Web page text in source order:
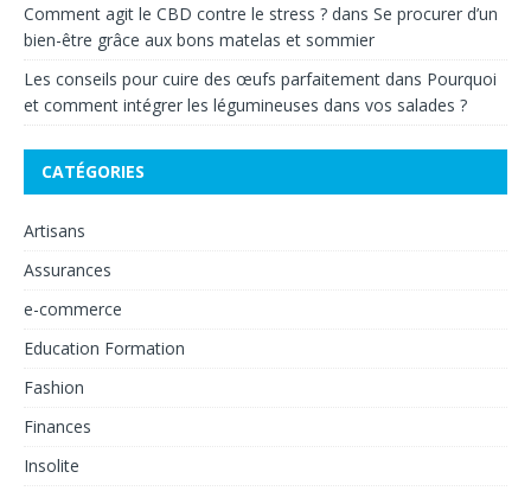
Comment agit le CBD contre le stress ? dans Se procurer d’un
bien-être grâce aux bons matelas et sommier
Les conseils pour cuire des œufs parfaitement dans Pourquoi
et comment intégrer les légumineuses dans vos salades ?
CATÉGORIES
Artisans
Assurances
e-commerce
Education Formation
Fashion
Finances
Insolite